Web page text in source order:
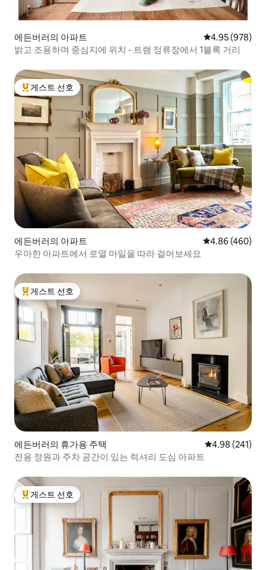
에든버러의 아파트 평점 4.95점(5
4.95 (978)
밝고 조용하며 중심지에 위치 - 트램 정류장에서 1블록 거리
상위 게스트 선호
게스트 선호
에든버러의 아파트 평점 4.86점(5
4.86 (460)
우아한 아파트에서 로열 마일을 따라 걸어보세요
상위 게스트 선호
게스트 선호
에든버러의 휴가용 주택 평점 4.98점(5
4.98 (241)
전용 정원과 주차 공간이 있는 럭셔리 도심 아파트
상위 게스트 선호
게스트 선호